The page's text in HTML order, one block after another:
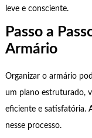
leve e consciente.
Passo a
Armário
Organizar o armário
um plano estruturado,
eficiente e satisfatória.
nesse processo.